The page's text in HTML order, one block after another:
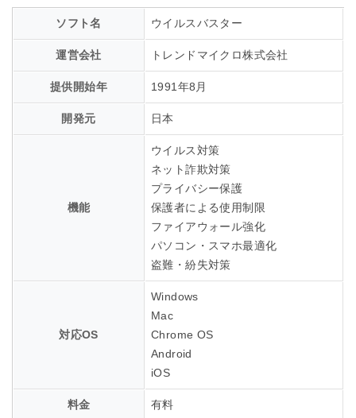
ソフト名 ウイルスバスター
運営会社 トレンドマイクロ株式会社
提供開始年 1991年8月
開発元 日本
機能
ウイルス対策
ネット詐欺対策
プライバシー保護
保護者による使用制限
ファイアウォール強化
パソコン・スマホ最適化
盗難・紛失対策
対応OS
Windows
Mac
Chrome OS
Android
iOS
料金 有料